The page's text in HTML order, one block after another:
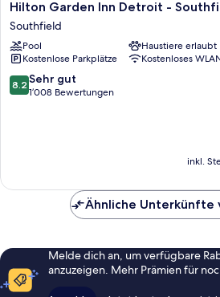
Hilton
Garden
Inn
Detroit
-
Southfield,
MI
Hilton Garden Inn Detroit -
Southfield
Pool
Haustiere erlaubt
Kostenlose Parkplätze
Kostenloses
8.2
von
8.2 Sehr gut
1’008 Bewertungen
inkl.
Ähnliche Unterkünfte
Melde dich an, um verfügbare
anzuzeigen. Mehr Prämien für